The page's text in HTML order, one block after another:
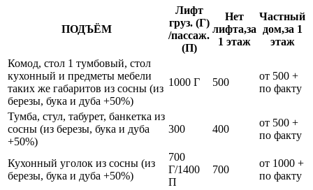
ПОДЪЁМ
Лифт
груз. (Г)
/пассаж.
(П)
Нет
лифта,за
1 этаж
Частный
дом,за 1
этаж
Комод, стол 1 тумбовый, стол
кухонный и предметы мебели
таких же габаритов из сосны (из
березы, бука и дуба +50%)
1000 Г 500
от 500 +
по факту
Тумба, стул, табурет, банкетка из
сосны (из березы, бука и дуба
+50%)
300 400
от 500 +
по факту
Кухонный уголок из сосны (из
березы, бука и дуба +50%)
700
Г/1400
П
700
от 1000 +
по факту